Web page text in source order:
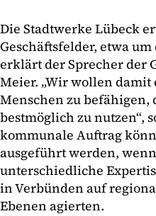
Die Stadtwerke Lübeck
Geschäftsfelder, etwa
erklärt der Sprecher der
Meier. „Wir wollen
Menschen zu befähigen,
bestmöglich zu nutzen“,
kommunale Auftrag
ausgeführt werden,
unterschiedliche
in Verbünden auf
Ebenen agierten.